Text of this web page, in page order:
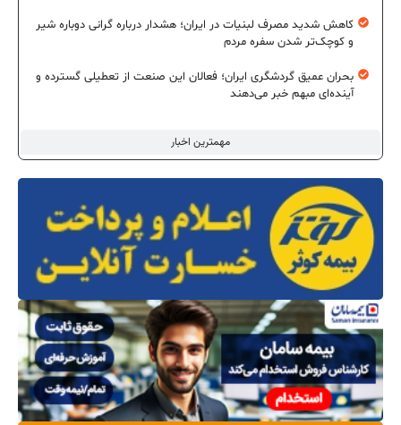
مهمترین اخبار
کاهش شدید مصرف لبنیات در ایران؛ هشدار درباره گرانی دوباره شیر
و کوچک‌تر شدن سفره مردم
بحران عمیق گردشگری ایران؛ فعالان این صنعت از تعطیلی گسترده و
آینده‌ای مبهم خبر می‌دهند